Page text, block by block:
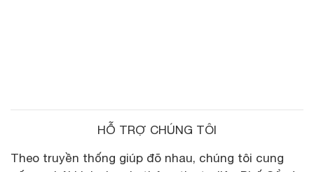
HỖ TRỢ CHÚNG TÔI
Theo truyền thống giúp đõ nhau, chúng tôi cung